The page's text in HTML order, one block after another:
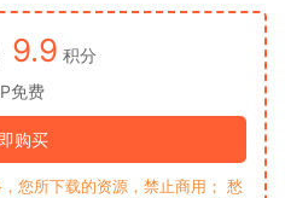
9.9 积分
免费
购买
您所下载的资源，禁止商用； 愁